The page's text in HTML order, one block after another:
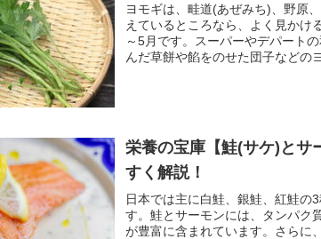
ヨモギは、畦道(あぜみち)、野原
えているところなら、よく見かけ
～5月です。スーパーやデパート
んだ草餅や餡をのせた団子などの
栄養の宝庫【鮭(サケ)とサ
すく解説！
日本では主に白鮭、銀鮭、紅鮭の
す。鮭とサーモンには、タンパク
が豊富に含まれています。さらに